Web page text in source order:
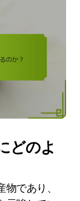
どのよ
であり、